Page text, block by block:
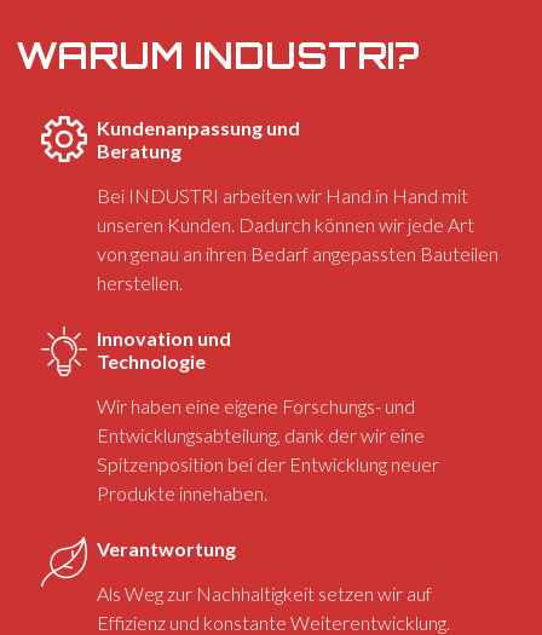
WARUM INDUSTRI?
Kundenanpassung und
Beratung
Bei INDUSTRI arbeiten wir Hand in Hand mit
unseren Kunden. Dadurch können wir jede Art
von genau an ihren Bedarf angepassten Bauteilen
herstellen.
Innovation und
Technologie
Wir haben eine eigene Forschungs- und
Entwicklungsabteilung, dank der wir eine
Spitzenposition bei der Entwicklung neuer
Produkte innehaben.
Verantwortung
Als Weg zur Nachhaltigkeit setzen wir auf
Effizienz und konstante Weiterentwicklung.